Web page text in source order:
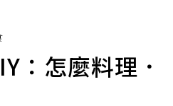
：怎麼料理．